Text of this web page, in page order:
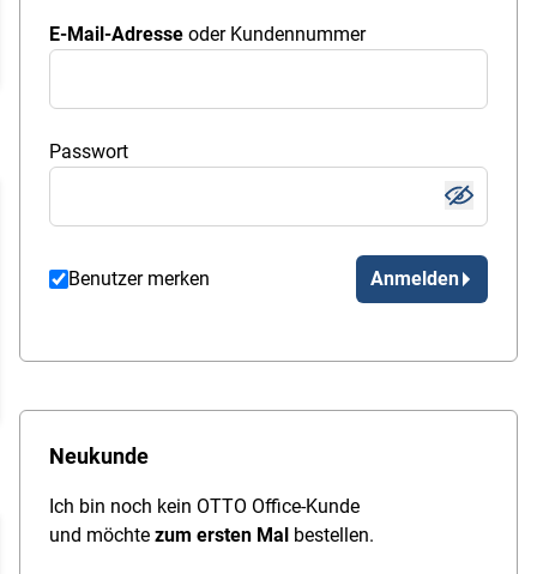
E-Mail-Adresse oder Kundennummer
Passwort
Benutzer merken Anmelden
Neukunde
Ich bin noch kein OTTO Office-Kunde
und möchte zum ersten Mal bestellen.